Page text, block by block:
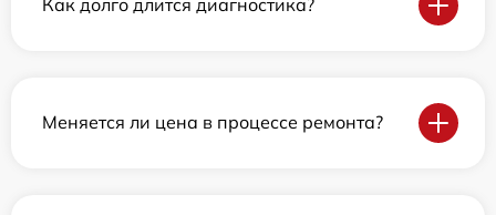
Как долго длится диагностика?
Меняется ли цена в процессе ремонта?